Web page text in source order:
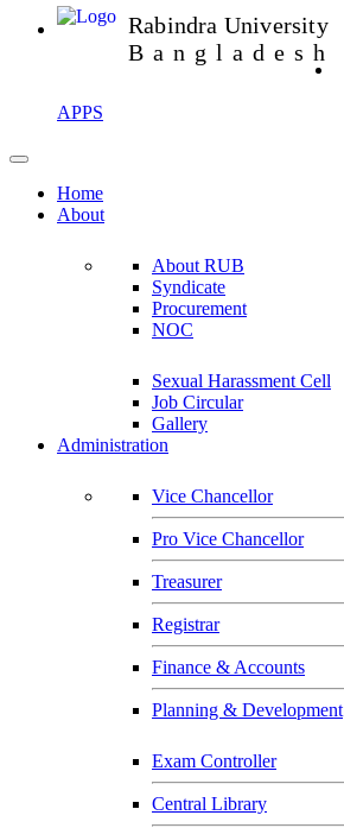
Rabindra University
Bangladesh
APPS
Home
About
About RUB
Syndicate
Procurement
NOC
Sexual Harassment Cell
Job Circular
Gallery
Administration
Vice Chancellor
Pro Vice Chancellor
Treasurer
Registrar
Finance & Accounts
Planning & Development
Exam Controller
Central Library